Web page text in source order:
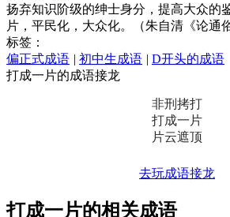
扬弃知识阶级的绅士身分，提高大众的
片，平民化，大众化。（朱自清《论通
标签：
偏正式成语 | 初中生成语 | D开头的成语
打成一片的成语接龙
非刑拷打
打成一片
片云遮顶
去玩成语接龙
打成一片的相关成语